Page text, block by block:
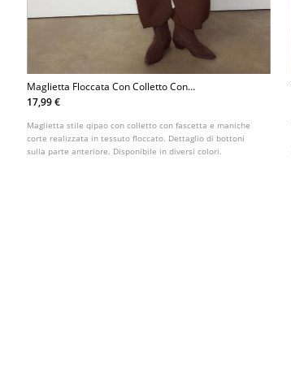
Maglietta Floccata Con Colletto Con
Fascetta
17,99 €
Maglietta stile qipao con colletto con fascetta e maniche
corte realizzata in tessuto floccato. Dettaglio di bottoni
sulla parte anteriore. Disponibile in diversi colori.